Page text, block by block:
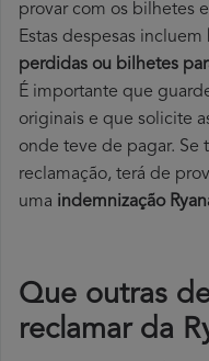
provar com os bilhetes
Estas despesas incluem
perdidas ou bilhetes
É importante que
originais e que solicite
onde teve de pagar. Se
reclamação, terá de
uma indemnização
Que outras
reclamar da